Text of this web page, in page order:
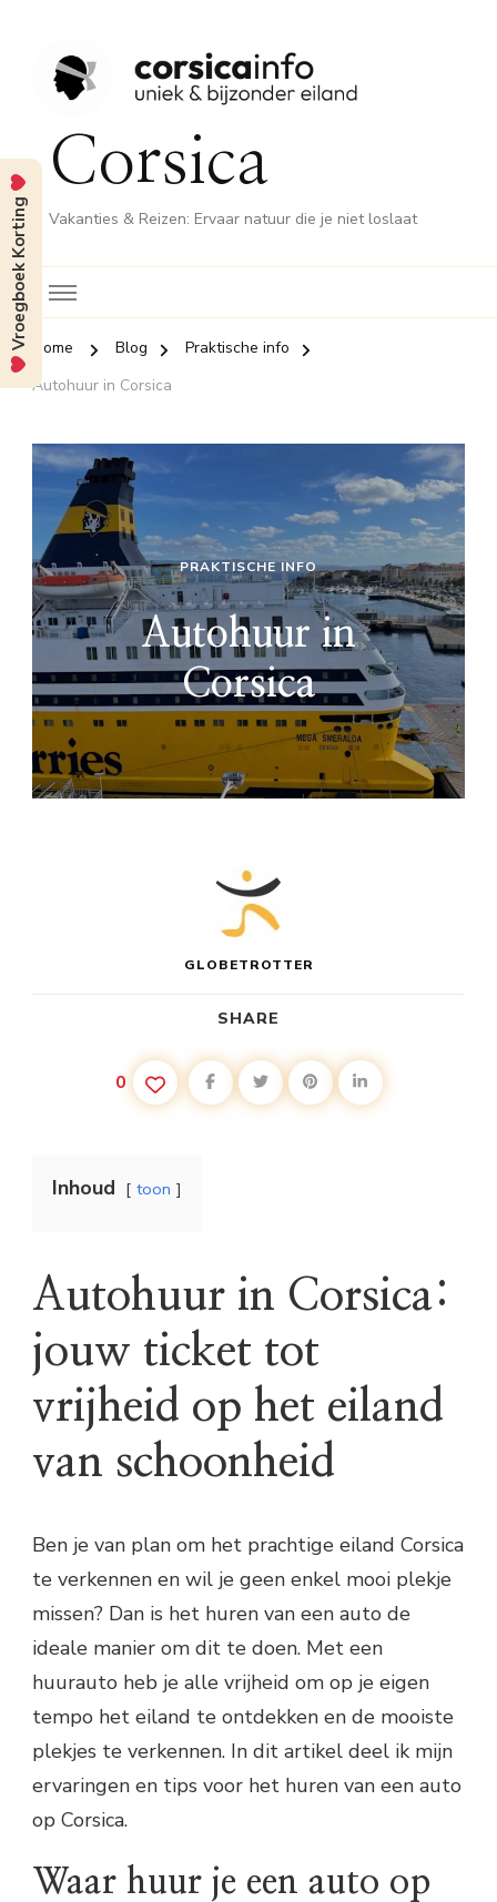
Corsica
Vakanties & Reizen: Ervaar natuur die je niet loslaat
Home Blog
Praktische info
Autohuur in Corsica
PRAKTISCHE INFO
Autohuur in
Corsica
GLOBETROTTER
SHARE
0
Inhoud toon
Autohuur in Corsica:
jouw ticket tot
vrijheid op het eiland
van schoonheid
Ben je van plan om het prachtige eiland Corsica
te verkennen en wil je geen enkel mooi plekje
missen? Dan is het huren van een auto de
ideale manier om dit te doen. Met een
huurauto heb je alle vrijheid om op je eigen
tempo het eiland te ontdekken en de mooiste
plekjes te verkennen. In dit artikel deel ik mijn
ervaringen en tips voor het huren van een auto
op Corsica.
Waar huur je een auto op
Vroegboek Korting